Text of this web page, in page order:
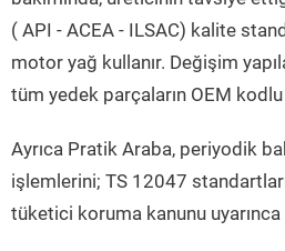
( API - ACEA - ILSAC) kalite
motor yağ kullanır. Değişim
tüm yedek parçaların OEM
Ayrıca Pratik Araba, periyodik
işlemlerini; TS 12047
tüketici koruma kanunu